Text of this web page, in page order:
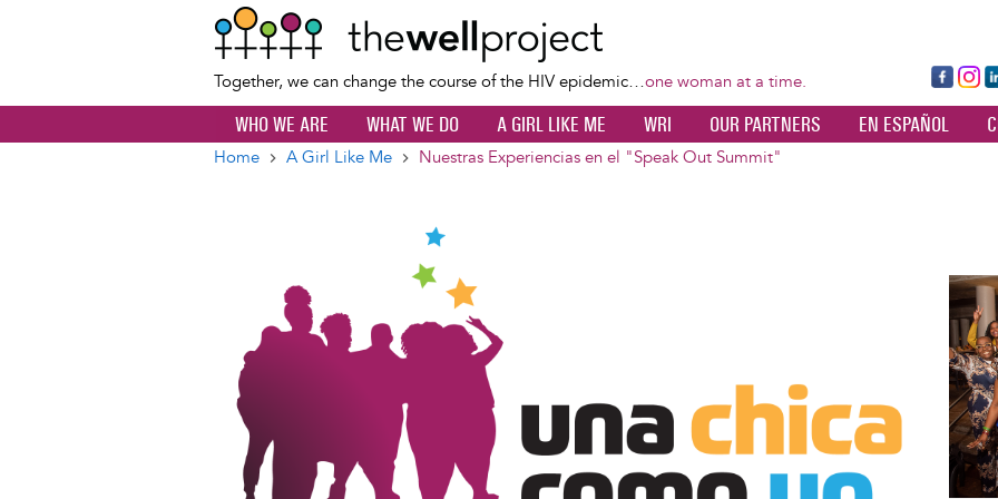
content
Together, we can change the course of the HIV epidemic…one woman at a time.
Fa
ce
bo
Ins
ta
dI
WHO WE ARE WHAT WE DO A GIRL LIKE ME WRI OUR PARTNERS EN ESPAÑOL
Home A Girl Like Me Nuestras Experiencias en el "Speak Out Summit"
Image